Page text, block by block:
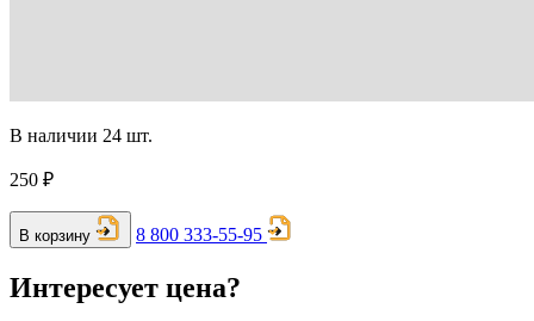
В наличии 24 шт.
250 ₽
В корзину 8 800 333-55-95
Интересует цена?